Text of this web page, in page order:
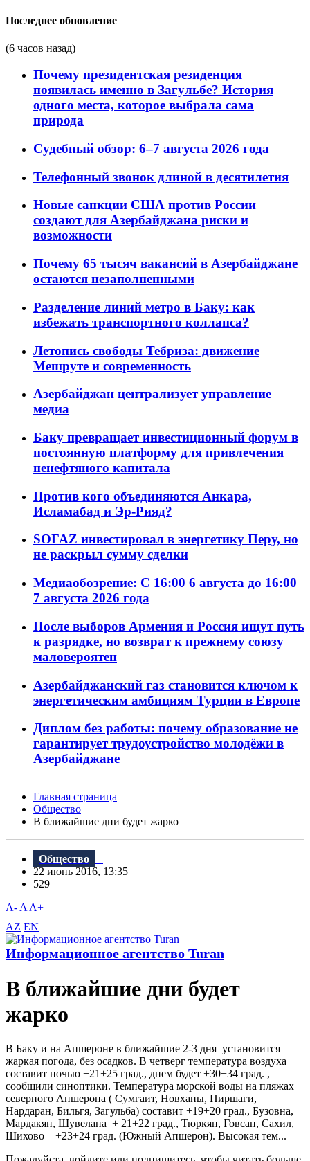
Последнее обновление
(6 часов назад)
Почему президентская резиденция
появилась именно в Загульбе? История
одного места, которое выбрала сама
природа
Судебный обзор: 6–7 августа 2026 года
Телефонный звонок длиной в десятилетия
Новые санкции США против России
создают для Азербайджана риски и
возможности
Почему 65 тысяч вакансий в Азербайджане
остаются незаполненными
Разделение линий метро в Баку: как
избежать транспортного коллапса?
Летопись свободы Тебриза: движение
Мешруте и современность
Азербайджан централизует управление
медиа
Баку превращает инвестиционный форум в
постоянную платформу для привлечения
ненефтяного капитала
Против кого объединяются Анкара,
Исламабад и Эр-Рияд?
SOFAZ инвестировал в энергетику Перу, но
не раскрыл сумму сделки
Медиаобозрение: С 16:00 6 августа до 16:00
7 августа 2026 года
После выборов Армения и Россия ищут путь
к разрядке, но возврат к прежнему союзу
маловероятен
Азербайджанский газ становится ключом к
энергетическим амбициям Турции в Европе
Диплом без работы: почему образование не
гарантирует трудоустройство молодёжи в
Азербайджане
Главная страница
Общество
В ближайшие дни будет жарко
Общество
22 июнь 2016, 13:35
529
A- A A+
AZ EN
Информационное агентство Turan
В ближайшие дни будет
жарко
В Баку и на Апшероне в ближайшие 2-3 дня установится
жаркая погода, без осадков. В четверг температура воздуха
составит ночью +21+25 град., днем будет +30+34 град. ,
сообщили синоптики. Температура морской воды на пляжах
северного Апшерона ( Сумгаит, Новханы, Пиршаги,
Нардаран, Бильгя, Загульба) составит +19+20 град., Бузовна,
Мардакян, Шувелана + 21+22 град., Тюркян, Говсан, Сахил,
Шихово – +23+24 град. (Южный Апшерон). Высокая тем...